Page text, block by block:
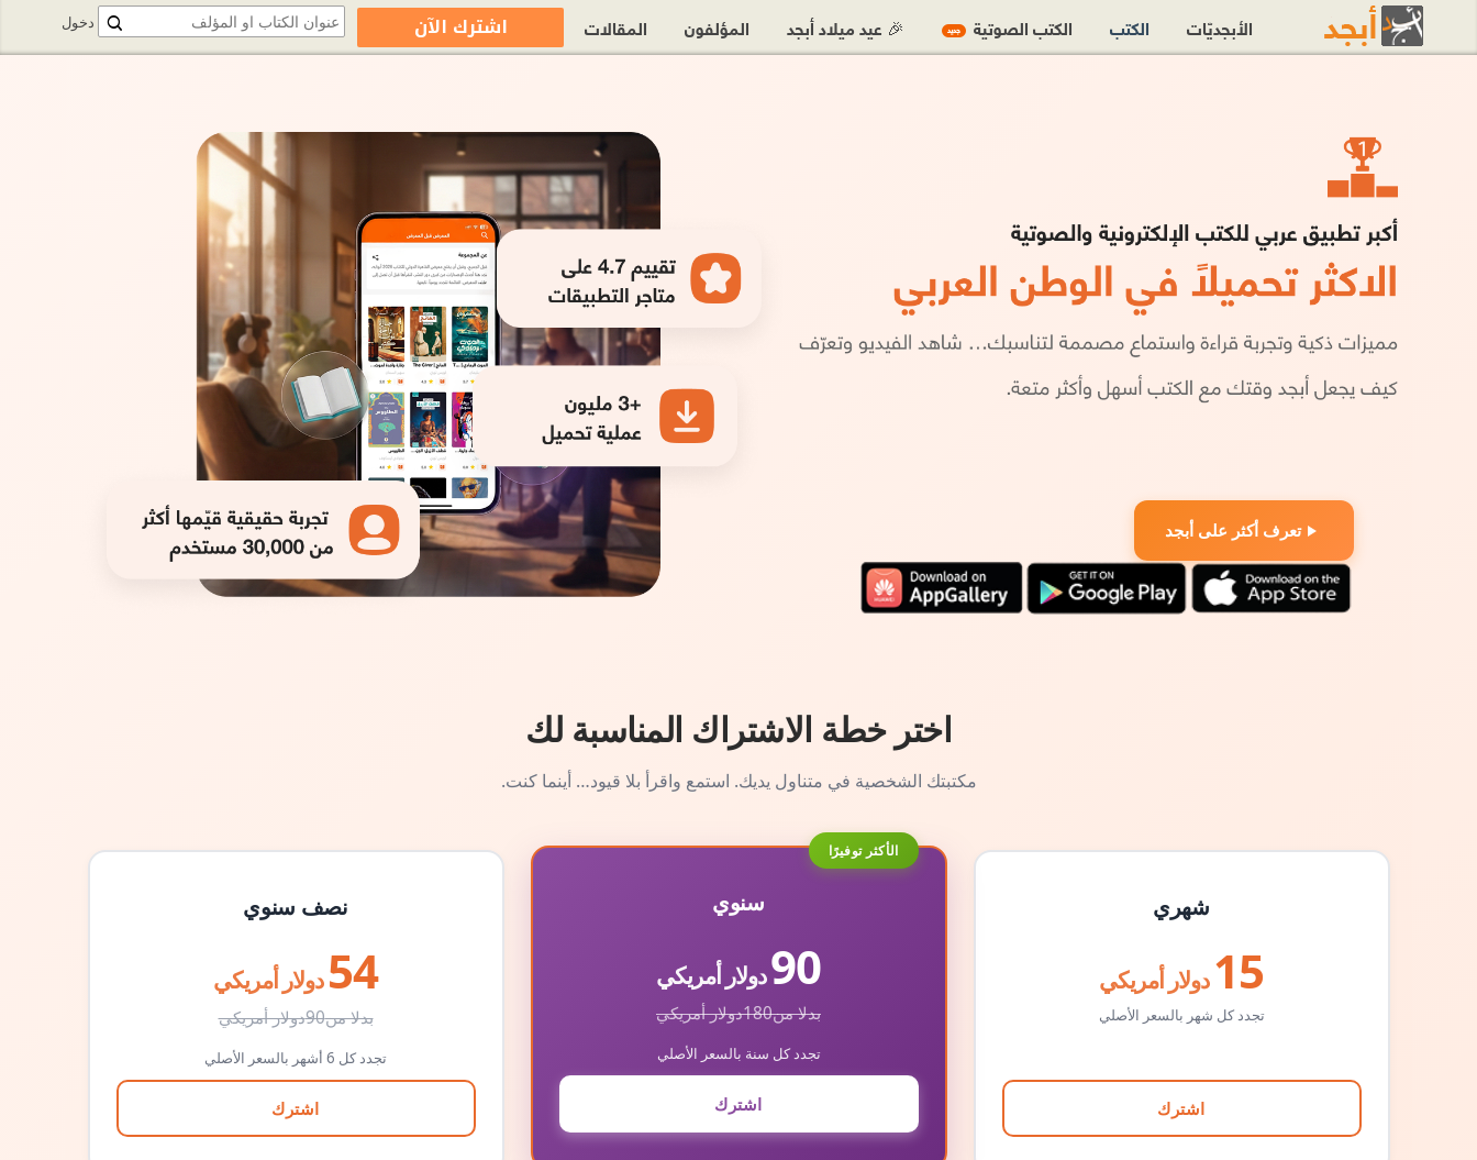
تعرف أكثر على أبجد
اختر خطة الاشتراك المناسبة لك
مكتبتك الشخصية في متناول يديك. استمع واقرأ بلا قيود… أينما كنت.
شهري
15 دولار أمريكي
تجدد كل شهر بالسعر الأصلي
اشترك
الأكثر توفيرًا
سنوي
90دولار أمريكي
بدلا من180دولار أمريكي
تجدد كل سنة بالسعر الأصلي
اشترك
نصف سنوي
54 دولار أمريكي
بدلا من90دولار أمريكي
تجدد كل 6 أشهر بالسعر الأصلي
اشترك
دخول الأبجديّات الكتب الكتب الصوتية جديد 🎉 عيد ميلاد أبجد المؤلفون المقالات اشترك الآن